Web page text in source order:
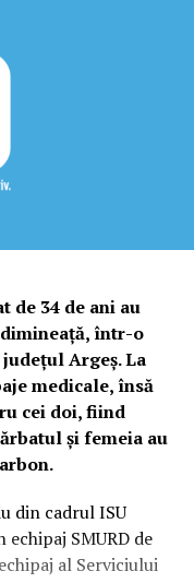
de 34 de ani au
într-o
Argeş. La
medicale, însă
cei doi, fiind
şi femeia au
din cadrul ISU
SMURD de
al Serviciului